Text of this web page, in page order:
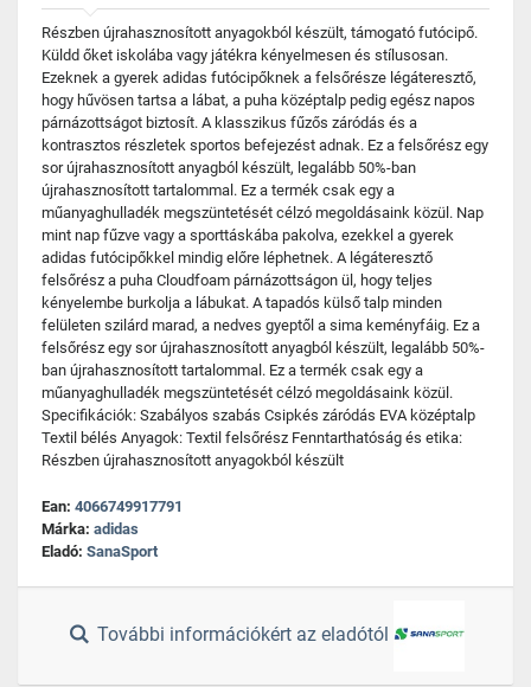
Részben újrahasznosított anyagokból készült, támogató futócipő.
Küldd őket iskolába vagy játékra kényelmesen és stílusosan.
Ezeknek a gyerek adidas futócipőknek a felsőrésze légáteresztő,
hogy hűvösen tartsa a lábat, a puha középtalp pedig egész napos
párnázottságot biztosít. A klasszikus fűzős záródás és a
kontrasztos részletek sportos befejezést adnak. Ez a felsőrész egy
sor újrahasznosított anyagból készült, legalább 50%-ban
újrahasznosított tartalommal. Ez a termék csak egy a
műanyaghulladék megszüntetését célzó megoldásaink közül. Nap
mint nap fűzve vagy a sporttáskába pakolva, ezekkel a gyerek
adidas futócipőkkel mindig előre léphetnek. A légáteresztő
felsőrész a puha Cloudfoam párnázottságon ül, hogy teljes
kényelembe burkolja a lábukat. A tapadós külső talp minden
felületen szilárd marad, a nedves gyeptől a sima keményfáig. Ez a
felsőrész egy sor újrahasznosított anyagból készült, legalább 50%-
ban újrahasznosított tartalommal. Ez a termék csak egy a
műanyaghulladék megszüntetését célzó megoldásaink közül.
Specifikációk: Szabályos szabás Csipkés záródás EVA középtalp
Textil bélés Anyagok: Textil felsőrész Fenntarthatóság és etika:
Részben újrahasznosított anyagokból készült
Ean: 4066749917791
Márka: adidas
Eladó: SanaSport
További információkért az eladótól